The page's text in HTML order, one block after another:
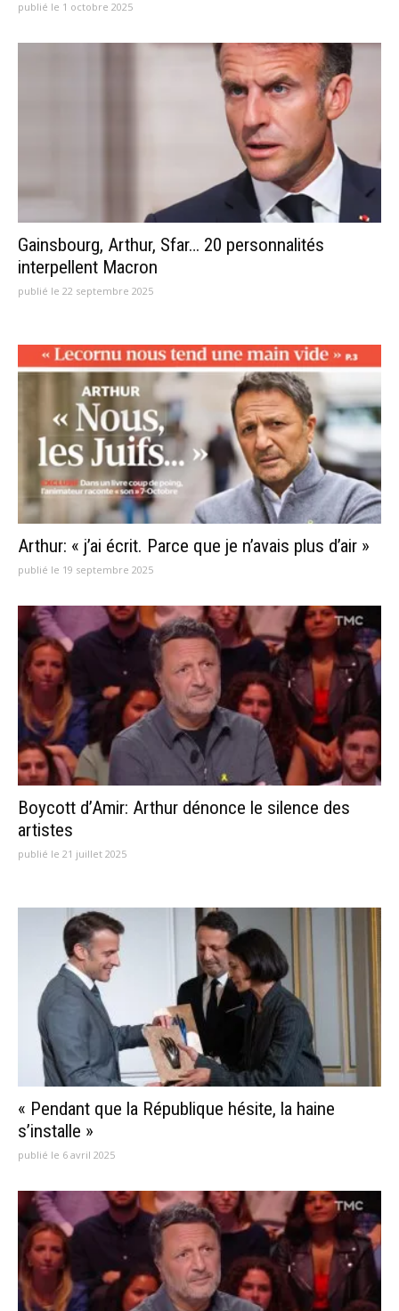
publié le 1 octobre 2025
Gainsbourg, Arthur, Sfar… 20 personnalités
interpellent Macron
publié le 22 septembre 2025
Arthur: « j’ai écrit. Parce que je n’avais plus d’air »
publié le 19 septembre 2025
Boycott d’Amir: Arthur dénonce le silence des
artistes
publié le 21 juillet 2025
« Pendant que la République hésite, la haine
s’installe »
publié le 6 avril 2025